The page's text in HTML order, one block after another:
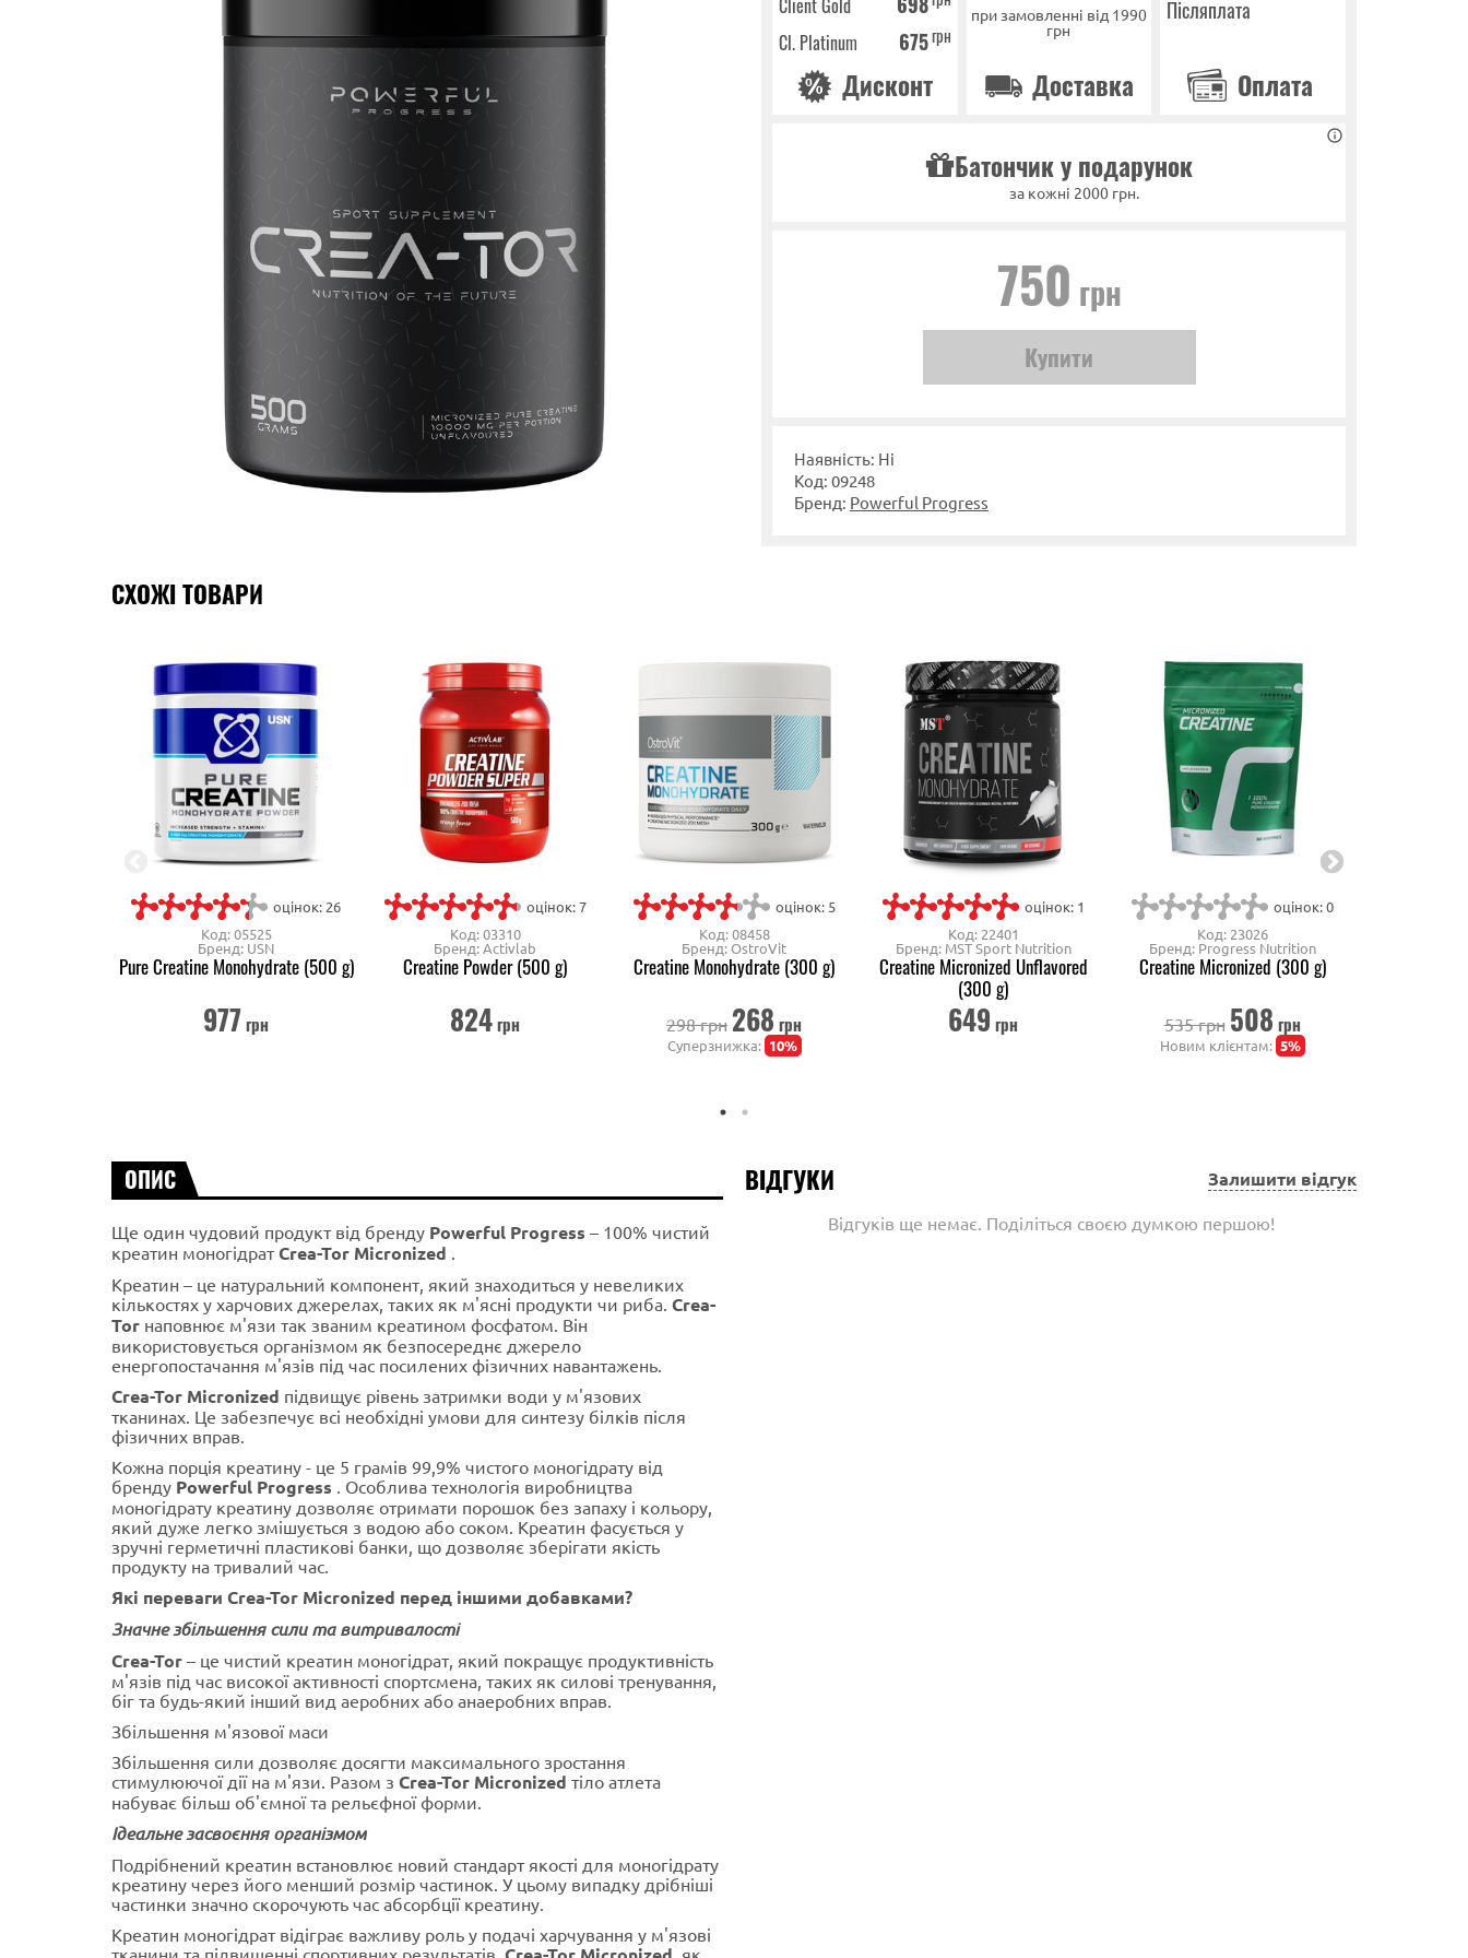
Дисконт
Client Gold
Cl. Platinum 675грн
Доставка
при замовленні від 1990
грн
Оплата
Післяплата
Батончик у подарунок
за кожні 2000 грн.
750 грн
Наявність: Ні
Код: 09248
Бренд: Powerful Progress
СХОЖІ ТОВАРИ
оцінок: 26
Код: 05525
Бренд: USN
Pure Creatine Monohydrate (500 g)
977 грн
оцінок: 7
Код: 03310
Бренд: Activlab
Creatine Powder (500 g)
824грн
оцінок: 5
Код: 08458
Бренд: OstroVit
Creatine Monohydrate (300 g)
298 грн 268 грн
Суперзнижка: 10%
оцінок: 1
Код: 22401
Бренд: MST Sport Nutrition
Creatine Micronized Unflavored
(300 g)
649 грн
оцінок: 0
Код: 23026
Бренд: Progress Nutrition
Creatine Micronized (300 g)
535 грн 508 грн
Новим клієнтам: 5%
ОПИС
Ще один чудовий продукт від бренду Powerful Progress – 100% чистий
креатин моногідратCrea-Tor Micronized
Креатин – це натуральний компонент, який знаходиться у невеликих
кількостях у харчових джерелах, таких як м'ясні продукти чи риба. Crea-
Tor наповнює м'язи так званим креатином фосфатом. Він
використовується організмом як безпосереднє джерело
енергопостачання м'язів під час посилених фізичних навантажень.
Crea-Tor Micronized підвищує рівень затримки води у м'язових
тканинах. Це забезпечує всі необхідні умови для синтезу білків після
фізичних вправ.
Кожна порція креатину - це 5 грамів 99,9% чистого моногідрату від
бренду Powerful Progress . Особлива технологія виробництва
моногідрату креатину дозволяє отримати порошок без запаху і кольору,
який дуже легко змішується з водою або соком. Креатин фасується у
зручні герметичні пластикові банки, що дозволяє зберігати якість
продукту на тривалий час.
Які переваги Crea-Tor Micronized перед іншими добавками?
Значне збільшення сили та витривалості
Crea-Tor – це чистий креатин моногідрат, який покращує продуктивність
м'язів під час високої активності спортсмена, таких як силові тренування,
біг та будь-який інший вид аеробних або анаеробних вправ.
Збільшення м'язової маси
Збільшення сили дозволяє досягти максимального зростання
стимулюючої дії на м'язи. Разом з Crea-Tor Micronized тіло атлета
набуває більш об'ємної та рельєфної форми.
Ідеальне засвоєння організмом
Подрібнений креатин встановлює новий стандарт якості для моногідрату
креатину через його менший розмір частинок. У цьому випадку дрібніші
частинки значно скорочують час абсорбції креатину.
Креатин моногідрат відіграє важливу роль у подачі харчування у м'язові
тканини та підвищенні спортивних результатів.
як
ВІДГУКИ Залишити відгук
Відгуків ще немає. Поділіться своєю думкою першою!